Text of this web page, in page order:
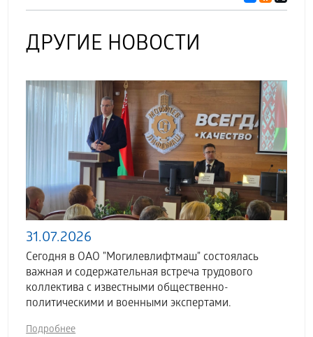
ДРУГИЕ НОВОСТИ
31.07.2026
Сегодня в ОАО "Могилевлифтмаш" состоялась
важная и содержательная встреча трудового
коллектива с известными общественно-
политическими и военными экспертами.
Подробнее